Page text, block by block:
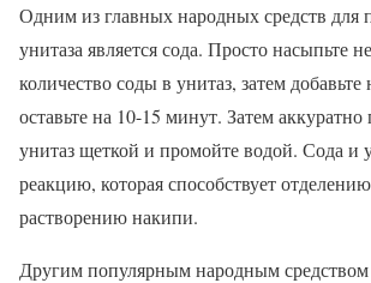
Одним из главных народных средств для
унитаза является сода. Просто насыпьте
количество соды в унитаз, затем
оставьте на 10-15 минут. Затем аккуратно
унитаз щеткой и промойте водой. Сода и
реакцию, которая способствует
растворению накипи.
Другим популярным народным средством